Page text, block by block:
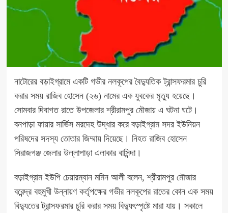
নাটোরের বড়াইগ্রামে একটি গভীর নলকূপের বৈদ্যুতিক ট্রান্সফরমার চুরি
করার সময় রাজিব হোসেন (২৬) নামের এক যুবকের মৃত্যু হয়েছে।
সোমবার দিবাগত রাতে উপজেলার শ্রীরামপুর মৌজায় এ ঘটনা ঘটে।
বনপাড়া ফায়ার সার্ভিস মরদেহ উদ্ধার করে বড়াইগ্রাম সদর ইউনিয়ন
পরিষদের সদস্য তোতার জিম্মায় দিয়েছে। নিহত রাজিব হোসেন
সিরাজগঞ্জ জেলার উল্লাপাড়া এলাকার বাসিন্দা।
বড়াইগ্রাম ইউপি চেয়ারম্যান মমিন আলী বলেন, শ্রীরামপুর মৌজার
বরেন্দ্র বহুমুখী উন্নায়ণ কর্তৃপক্ষের গভীর নলকূপের রাতের কোন এক সময়
বিদ্যুতের ট্রান্সফরমার চুরি করার সময় বিদ্যুৎস্পৃষ্টে মারা যায়। সকালে